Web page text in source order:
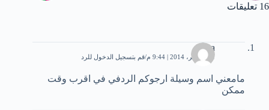
16 تعليقات
sara
21 نوفمبر، 2014 | 9:44 م قم بتسجيل الدخول للرد
مامعني اسم وسيلة ارجوكم الردفي في اقرب وقت
ممكن